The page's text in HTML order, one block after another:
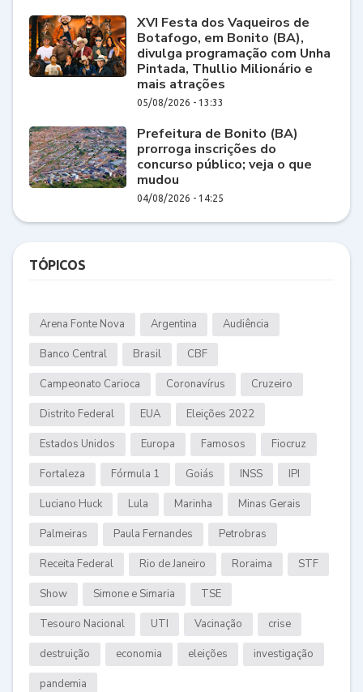
XVI Festa dos Vaqueiros de
Botafogo, em Bonito (BA),
divulga programação com Unha
Pintada, Thullio Milionário e
mais atrações
05/08/2026 - 13:33
Prefeitura de Bonito (BA)
prorroga inscrições do
concurso público; veja o que
mudou
04/08/2026 - 14:25
TÓPICOS
Arena Fonte Nova Argentina Audiência
Banco Central Brasil CBF
Campeonato Carioca Coronavírus Cruzeiro
Distrito Federal EUA Eleições 2022
Estados Unidos Europa Famosos Fiocruz
Fortaleza Fórmula 1 Goiás INSS IPI
Luciano Huck Lula Marinha Minas Gerais
Palmeiras Paula Fernandes Petrobras
Receita Federal Rio de Janeiro Roraima STF
Show Simone e Simaria TSE
Tesouro Nacional UTI Vacinação crise
destruição economia eleições investigação
pandemia